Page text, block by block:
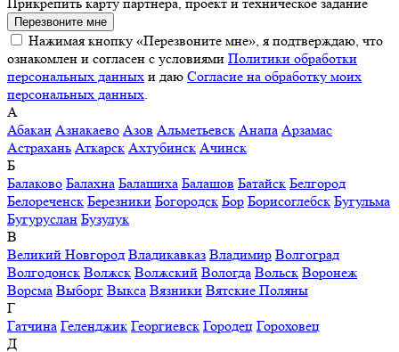
Перезвоните мне
Нажимая кнопку «Перезвоните мне», я подтверждаю, что
ознакомлен и согласен с условиями Политики обработки
персональных данных и даю Согласие на обработку моих
персональных данных.
А
Абакан Азнакаево Азов Альметьевск Анапа Арзамас
Астрахань Аткарск Ахтубинск Ачинск
Б
Балаково Балахна Балашиха Балашов Батайск Белгород
Белореченск Березники Богородск Бор Борисоглебск Бугульма
Бугуруслан Бузулук
В
Великий Новгород Владикавказ Владимир Волгоград
Волгодонск Волжск Волжский Вологда Вольск Воронеж
Ворсма Выборг Выкса Вязники Вятские Поляны
Г
Гатчина Геленджик Георгиевск Городец Гороховец
Д